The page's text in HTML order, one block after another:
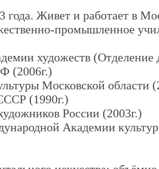
года. Живет и работает в
промышленное
художеств (Отделение
(2006г.)
Московской области
(1990г.)
России (2003г.)
Академии